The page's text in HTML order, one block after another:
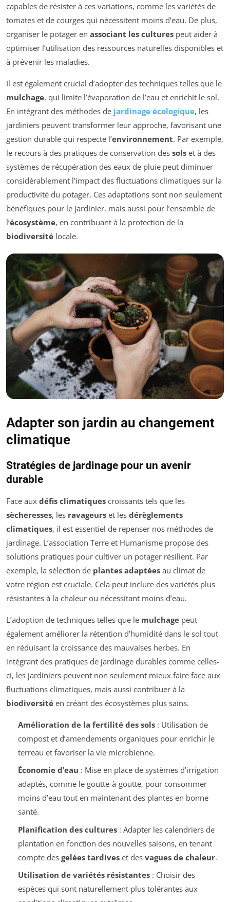
capables de résister à ces variations, comme les variétés de
tomates et de courges qui nécessitent moins d’eau. De plus,
organiser le potager en associant les cultures peut aider à
optimiser l’utilisation des ressources naturelles disponibles et
à prévenir les maladies.
Il est également crucial d’adopter des techniques telles que le
mulchage, qui limite l’évaporation de l’eau et enrichit le sol.
En intégrant des méthodes de jardinage écologique, les
jardiniers peuvent transformer leur approche, favorisant une
gestion durable qui respecte l’environnement. Par exemple,
le recours à des pratiques de conservation des sols et à des
systèmes de récupération des eaux de pluie peut diminuer
considérablement l’impact des fluctuations climatiques sur la
productivité du potager. Ces adaptations sont non seulement
bénéfiques pour le jardinier, mais aussi pour l’ensemble de
l’écosystème, en contribuant à la protection de la
biodiversité locale.
Adapter son jardin au changement
climatique
Stratégies de jardinage pour un avenir
durable
Face aux défis climatiques croissants tels que les
sècheresses, les ravageurs et les dérèglements
climatiques, il est essentiel de repenser nos méthodes de
jardinage. L’association Terre et Humanisme propose des
solutions pratiques pour cultiver un potager résilient. Par
exemple, la sélection de plantes adaptées au climat de
votre région est cruciale. Cela peut inclure des variétés plus
résistantes à la chaleur ou nécessitant moins d’eau.
L’adoption de techniques telles que le mulchage peut
également améliorer la rétention d’humidité dans le sol tout
en réduisant la croissance des mauvaises herbes. En
intégrant des pratiques de jardinage durables comme celles-
ci, les jardiniers peuvent non seulement mieux faire face aux
fluctuations climatiques, mais aussi contribuer à la
biodiversité en créant des écosystèmes plus sains.
Amélioration de la fertilité des sols: Utilisation de
compost et d’amendements organiques pour enrichir le
terreau et favoriser la vie microbienne.
Économie d’eau : Mise en place de systèmes d’irrigation
adaptés, comme le goutte-à-goutte, pour consommer
moins d’eau tout en maintenant des plantes en bonne
santé.
Planification des cultures: Adapter les calendriers de
plantation en fonction des nouvelles saisons, en tenant
compte des gelées tardiveset des vagues de chaleur.
Utilisation de variétés résistantes: Choisir des
espèces qui sont naturellement plus tolérantes aux